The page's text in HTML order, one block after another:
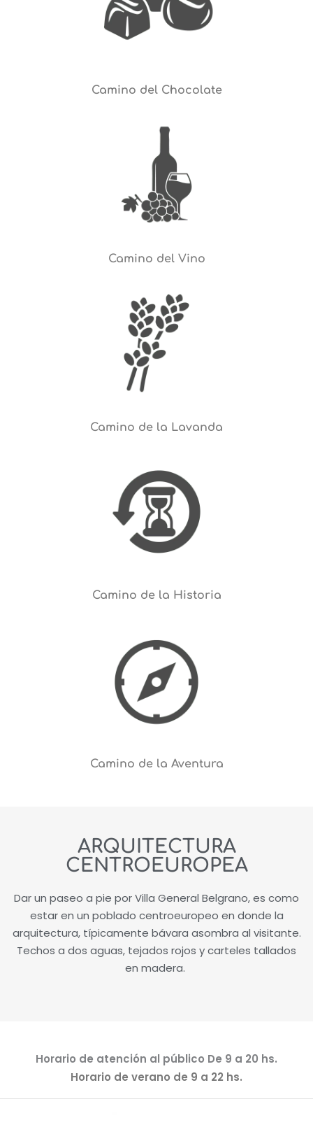
Camino del Chocolate
Camino del Vino
Camino de la Lavanda
Camino de la Historia
Camino de la Aventura
ARQUITECTURA
CENTROEUROPEA
Dar un paseo a pie por Villa General Belgrano, es como
estar en un poblado centroeuropeo en donde la
arquitectura, típicamente bávara asombra al visitante.
Techos a dos aguas, tejados rojos y carteles tallados
en madera.
Horario de atención al público De 9 a 20 hs.
Horario de verano de 9 a 22 hs.